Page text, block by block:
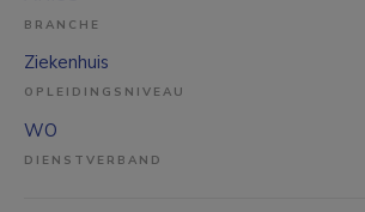
BRANCHE
Ziekenhuis
OPLEIDINGSNIVEAU
WO
DIENSTVERBAND